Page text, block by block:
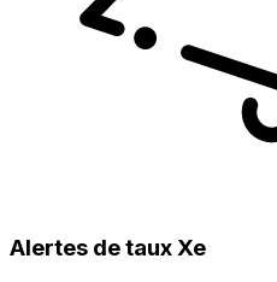
Alertes de taux Xe